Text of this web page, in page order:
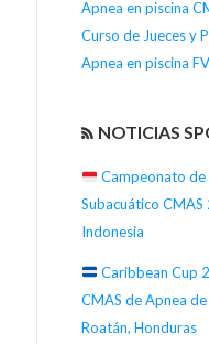
Apnea en piscina
Curso de Jueces y
Apnea en piscina
NOTICIAS
Campeonato de
Subacuático CMAS
Indonesia
Caribbean Cup
CMAS de Apnea
Roatán, Honduras